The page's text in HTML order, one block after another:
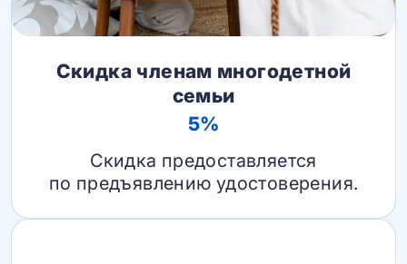
Скидка членам многодетной
семьи
5%
Скидка предоставляется
по предъявлению удостоверения.